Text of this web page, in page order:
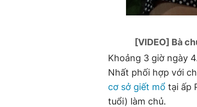
[VIDEO] Bà
Khoảng 3 giờ ngày
Nhất phối hợp với
cơ sở giết mổ tại ấp
tuổi) làm chủ.